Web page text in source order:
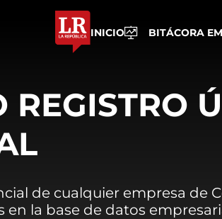
INICIO BITÁCORA
REGISTRO
de cualquier empresa de
en la base de datos